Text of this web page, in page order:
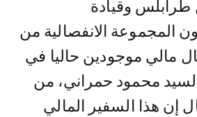
وقيادة
المجموعة الانفصالية من
مالي موجودين حاليا في
السيد محمود حمراني، من
إن هذا السفير المالي